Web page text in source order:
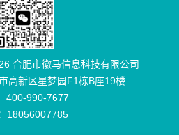
合肥市徽马信息科技有限公司
高新区星梦园F1栋B座19楼
400-990-7677
18056007785